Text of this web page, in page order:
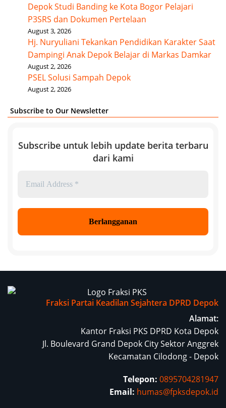
Depok Studi Banding ke Kota Bogor Pelajari
P3SRS dan Dokumen Pertelaan
August 3, 2026
Hj. Nuryuliani Tekankan Pendidikan Karakter Saat
Dampingi Anak Depok Belajar di Markas Damkar
August 2, 2026
PSEL Solusi Sampah Depok
August 2, 2026
Subscribe to Our Newsletter
Subscribe untuk lebih update berita terbaru
dari kami
Address
Fraksi Partai Keadilan Sejahtera DPRD Depok
Alamat:
Kantor Fraksi PKS DPRD Kota Depok
Jl. Boulevard Grand Depok City Sektor Anggrek
Kecamatan Cilodong - Depok
Telepon: 0895704281947
Email: humas@fpksdepok.id